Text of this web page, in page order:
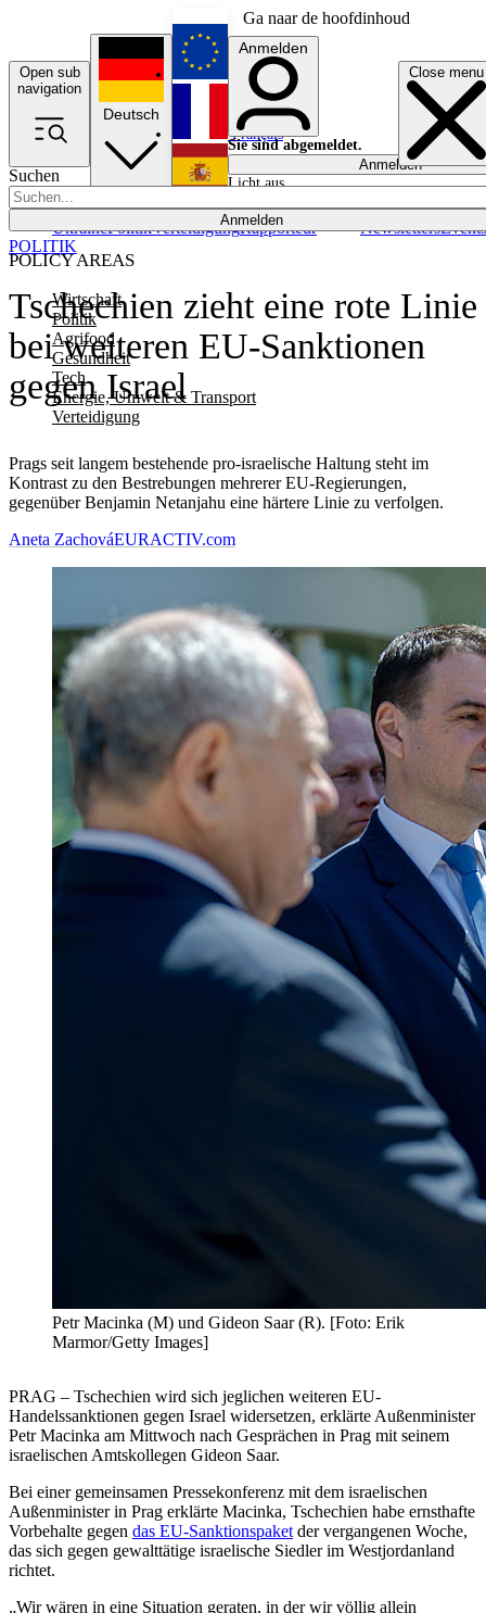
Ga naar de hoofdinhoud
Open sub
navigation
Close menu
Suchen
Anmelden
POLICY AREAS
Wirtschaft
Politik
Agrifood
Gesundheit
Tech
Energie, Umwelt & Transport
Verteidigung
UkrainePolitikVerteidigungRapporteur NewslettersEvents
Deutsch
English
Français
Anmelden
Sie sind abgemeldet.
Anmelden
Licht aus
Tschechien zieht eine rote Linie
bei weiteren EU-Sanktionen
gegen Israel
Prags seit langem bestehende pro-israelische Haltung steht im
Kontrast zu den Bestrebungen mehrerer EU-Regierungen,
gegenüber Benjamin Netanjahu eine härtere Linie zu verfolgen.
POLITIK
Aneta ZachováEURACTIV.com
Petr Macinka (M) und Gideon Saar (R). [Foto: Erik
Marmor/Getty Images]
PRAG – Tschechien wird sich jeglichen weiteren EU-
Handelssanktionen gegen Israel widersetzen, erklärte Außenminister
Petr Macinka am Mittwoch nach Gesprächen in Prag mit seinem
israelischen Amtskollegen Gideon Saar.
Bei einer gemeinsamen Pressekonferenz mit dem israelischen
Außenminister in Prag erklärte Macinka, Tschechien habe ernsthafte
Vorbehalte gegen das EU-Sanktionspaket der vergangenen Woche,
das sich gegen gewalttätige israelische Siedler im Westjordanland
richtet.
„Wir wären in eine Situation geraten, in der wir völlig allein